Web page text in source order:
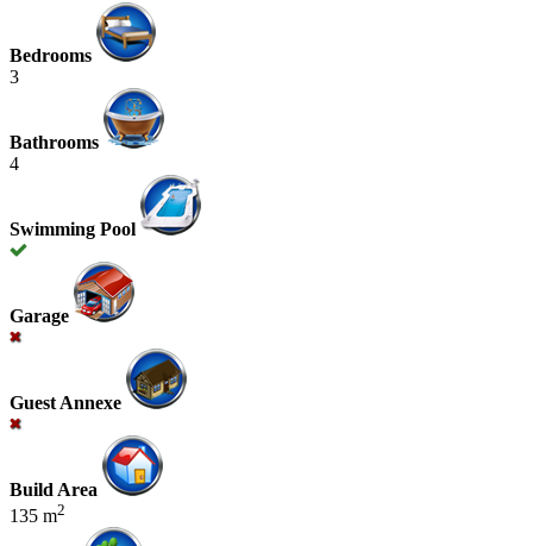
Bedrooms
3
Bathrooms
4
Swimming Pool
Garage
Guest Annexe
Build Area
135 m2